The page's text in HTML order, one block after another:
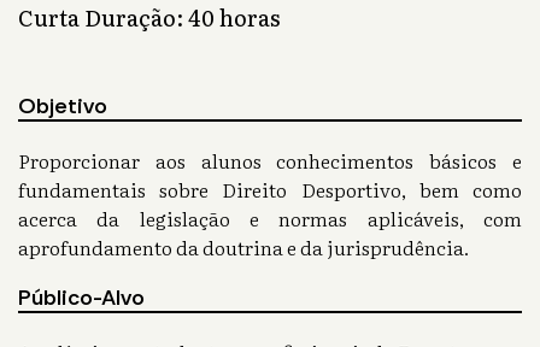
Curta Duração: 40 horas
Objetivo
Proporcionar aos alunos conhecimentos básicos e
fundamentais sobre Direito Desportivo, bem como
acerca da legislação e normas aplicáveis, com
aprofundamento da doutrina e da jurisprudência.
Público-Alvo